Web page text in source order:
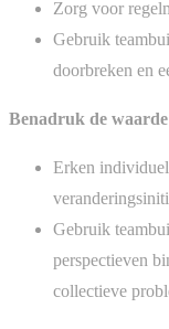
Zorg voor
Gebruik
doorbreken en
Benadruk de
Erken
Gebruik
perspectieven
collectieve